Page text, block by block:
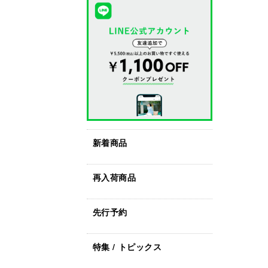
新着商品
再入荷商品
先行予約
特集 / トピックス